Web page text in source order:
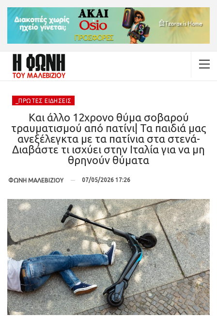
_ΠΡΏΤΕΣ ΕΙΔΉΣΕΙΣ
Και άλλο 12χρονο θύμα σοβαρού
τραυματισμού από πατίνι| Τα παιδιά μας
ανεξέλεγκτα με τα πατίνια στα στενά-
Διαβάστε τι ισχύει στην Ιταλία για να μη
θρηνούν θύματα
ΦΩΝΗ ΜΑΛΕΒΙΖΙΟΥ 07/05/2026 17:26